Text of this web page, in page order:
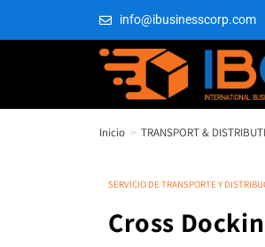
info@ibusinesscorp.com
Inicio > TRANSPORT &
SERVICIO DE TRANSPORTE Y
Cross